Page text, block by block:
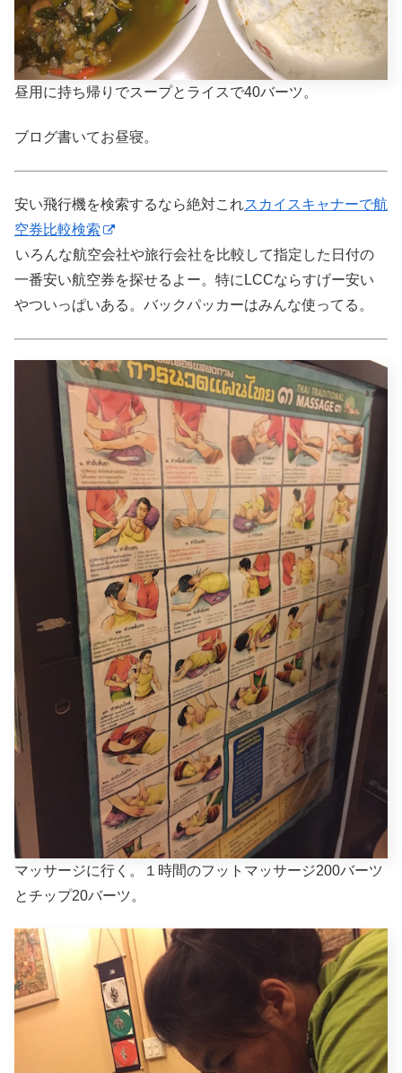
昼用に持ち帰りでスープとライスで40バーツ。
ブログ書いてお昼寝。
安い飛行機を検索するなら絶対これスカイスキャナーで航
空券比較検索
いろんな航空会社や旅行会社を比較して指定した日付の
一番安い航空券を探せるよー。特にLCCならすげー安い
やついっぱいある。バックパッカーはみんな使ってる。
マッサージに行く。１時間のフットマッサージ200バーツ
とチップ20バーツ。